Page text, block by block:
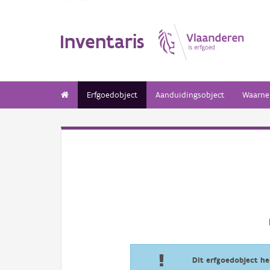
Inventaris
Erfgoedobject Aanduidingsobject
Dit erfgoedobject